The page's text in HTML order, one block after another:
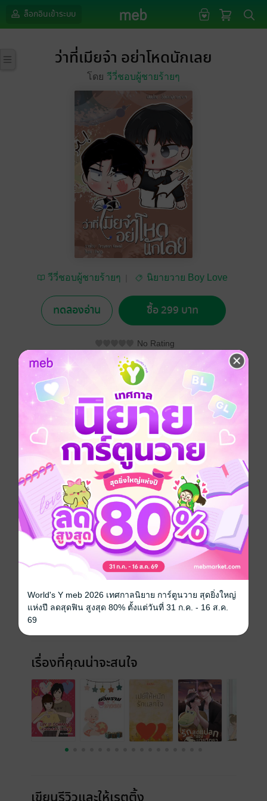
ล็อกอินเข้าระบบ
ว่าที่เมียจ๋า อย่าโหดนักเลย
โดย วีวี่ชอบผู้ชายร้ายๆ
วีวี่ชอบผู้ชายร้ายๆ
นิยายวาย Boy Love
ทดลองอ่าน ซื้อ 299 บาท
No Rating
อยากได้ ซื้อเป็นของขวัญ ติดตาม แชร์
ขอขอบคุณโชคชะตาที่เหวี่ยงรักแรกอย่างมัน ให้โคจรมา
พบกับผมอีกครั้ง! มามะ คราวนี้ล่ะ พี่ไอคนนี้จะดูแลเท
คเเคร์อย่างดี แต่อ๊ะๆ อย่าด่าว่าที่ผัวเยอะนะ เดี๋ยวเจ็บคอ
เอา ว่าที่สามีเป็นห่วงครับ เก็บเสียงไว้ร้องแหง๋วๆบนเตียงดี
กว่า :)
Boy love / Yaoi
ประเภทไฟล์ pdf, epub (สารบัญ)
ความยาว 589 หน้า (≈ 292,544 คำ)
เรื่องที่คุณน่าจะสนใจ
World's Y meb 2026 เทศกาลนิยาย การ์ตูนวาย สุดยิ่งใหญ่
แห่งปี ลดสุดฟิน สูงสุด 80% ตั้งแต่วันที่ 31 ก.ค. - 16 ส.ค.
69